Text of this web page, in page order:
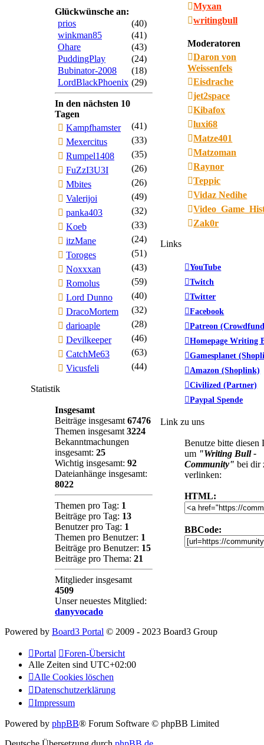
Glückwünsche an:
prios
(40)
winkman85
(41)
Ohare
(43)
PuddingPlay
(24)
Bubinator-2008
(18)
LordBlackPhoenix (29)
In den nächsten 10
Tagen
Kampfhamster
(41)
Mexercitus
(33)
Rumpel1408
(35)
FuZzI3U3I
(26)
Mbites
(26)
Valerijoi
(49)
panka403
(32)
Koeb
(33)
itzMane
(24)
Toroges
(51)
Noxxxan
(43)
Romolus
(59)
Lord Dunno
(40)
DracoMortem
(32)
darioaple
(28)
Devilkeeper
(46)
CatchMe63
(63)
Vicusfeli
(44)
Statistik
Insgesamt
Beiträge insgesamt 67476
Themen insgesamt 3224
Bekanntmachungen
insgesamt: 25
Wichtig insgesamt: 92
Dateianhänge insgesamt:
8022
Themen pro Tag: 1
Beiträge pro Tag: 13
Benutzer pro Tag: 1
Themen pro Benutzer: 1
Beiträge pro Benutzer: 15
Beiträge pro Thema: 21
Mitglieder insgesamt
4509
Unser neuestes Mitglied:
danyvocado
Myxan
writingbull
Moderatoren
Daron von
Weissenfels
Eisdrache
jet2space
Kibafox
luxi68
Matze401
Matzoman
Raynor
Teppic
Vidaz Nedihe
Zak0r
Links
YouTube
Twitch
Twitter
Facebook
Patreon
Homepage Writing
Gamesplanet
Amazon (Shoplink)
Civilized (Partner)
Paypal Spende
Link zu uns
Benutze bitte diesen
um "Writing Bull -
Community" bei dir
verlinken:
HTML:
BBCode:
Powered by Board3 Portal © 2009 - 2023 Board3 Group
Portal
Foren-Übersicht
Alle Zeiten sind UTC+02:00
Alle Cookies löschen
Datenschutzerklärung
Impressum
Powered by phpBB® Forum Software © phpBB Limited